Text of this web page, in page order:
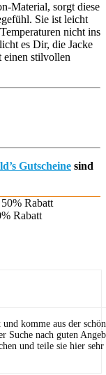
Material, sorgt diese
Sie ist leicht
nicht ins
es Dir, die Jacke
einen stilvollen
Gutscheine sind
Rabatt
komme aus der
nach guten
und teile sie hier